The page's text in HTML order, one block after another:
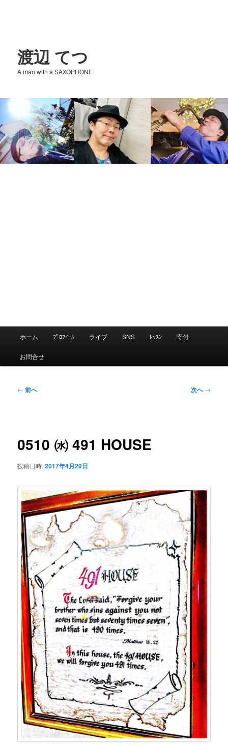
渡辺 てつ
A man with a SAXOPHONE
メ
イ
ン
ン
ン
ツ
へ
移
動
ホーム ﾌﾟﾛﾌｨｰﾙ ライブ SNS ﾚｯｽﾝ 寄付
お問合せ
投
ゲ
シ
ン
← 前へ 次へ→
0510 ㈬ 491 HOUSE
投稿日時:2017年4月29日